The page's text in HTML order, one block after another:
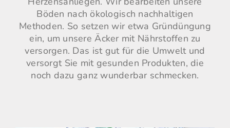
Böden nach ökologisch nachhaltigen
Methoden. So setzen wir etwa Gründüngung
ein, um unsere Äcker mit Nährstoffen zu
versorgen. Das ist gut für die Umwelt und
versorgt Sie mit gesunden Produkten, die
noch dazu ganz wunderbar schmecken.